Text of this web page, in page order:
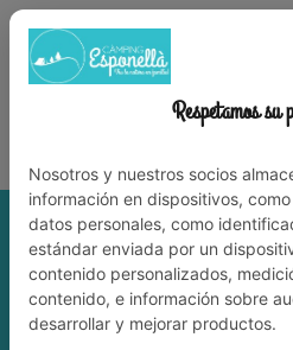
972 59 70 74
TRAVAILLEZ AVEC NOUS
Vit la nature
Respetamos su
Nosotros y nuestros socios
información en dispositivos,
datos personales, como
estándar enviada por un
contenido personalizados,
contenido, e información sobre
desarrollar y mejorar productos.